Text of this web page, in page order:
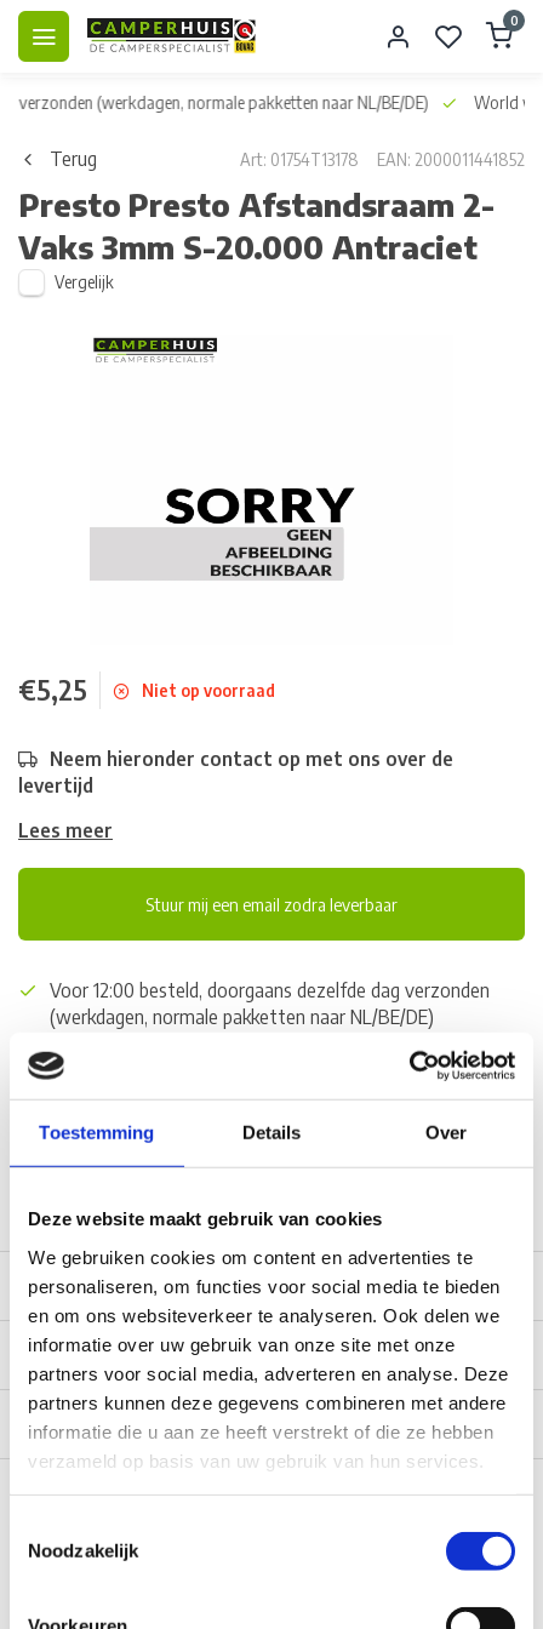
Toestemming Details Over
Deze website maakt gebruik van cookies
We gebruiken cookies om content en advertenties te
personaliseren, om functies voor social media te bieden
en om ons websiteverkeer te analyseren. Ook delen we
informatie over uw gebruik van onze site met onze
partners voor social media, adverteren en analyse. Deze
partners kunnen deze gegevens combineren met andere
informatie die u aan ze heeft verstrekt of die ze hebben
verzameld op basis van uw gebruik van hun services.
Noodzakelijk
0
verzonden (werkdagen, normale pakketten naar NL/BE/DE) World
Terug Art: 01754T13178 EAN: 2000011441852
Presto Presto Afstandsraam 2-
Vaks 3mm S-20.000 Antraciet
Vergelijk
€5,25 Niet op voorraad
Neem hieronder contact op met ons over de
levertijd
Lees meer
Stuur mij een email zodra leverbaar
Voor 12:00 besteld, doorgaans dezelfde dag verzonden
(werkdagen, normale pakketten naar NL/BE/DE)
World wide shipping (normal size and weight packages)
Gratis verzending vanaf € 100,- naar NL en BE
verzending. Een deel van de artikelen op voorraad in de
winkel, mail ons voor de beschikbaarheid in de winkel:
Beschrijving
Specificaties
Reviews 0/10
Recent bekeken